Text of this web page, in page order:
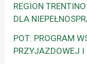
REGION
DLA
POT: PROGRAM
PRZYJAZDOWEJ I